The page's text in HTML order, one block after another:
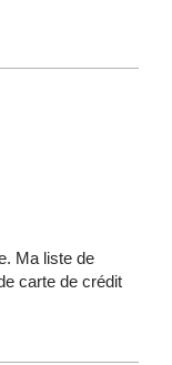
Ma liste de
carte de crédit